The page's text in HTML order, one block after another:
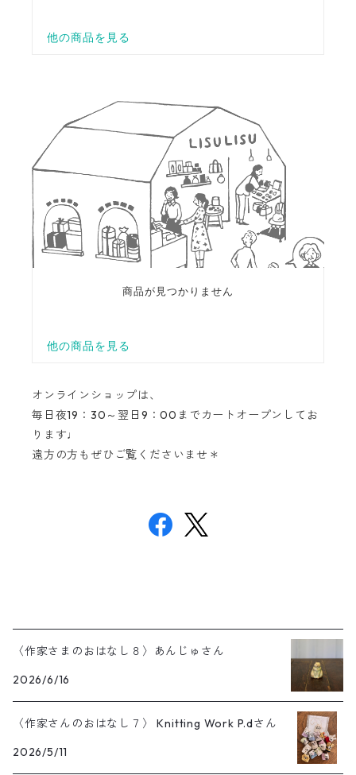
オンラインショップは、
毎日夜19：30～翌日9：00までカートオープンしてお
ります♩
遠方の方もぜひご覧くださいませ＊
〈作家さまのおはなし８〉あんじゅさん
2026/6/16
〈作家さんのおはなし７〉 Knitting Work P.dさん
2026/5/11